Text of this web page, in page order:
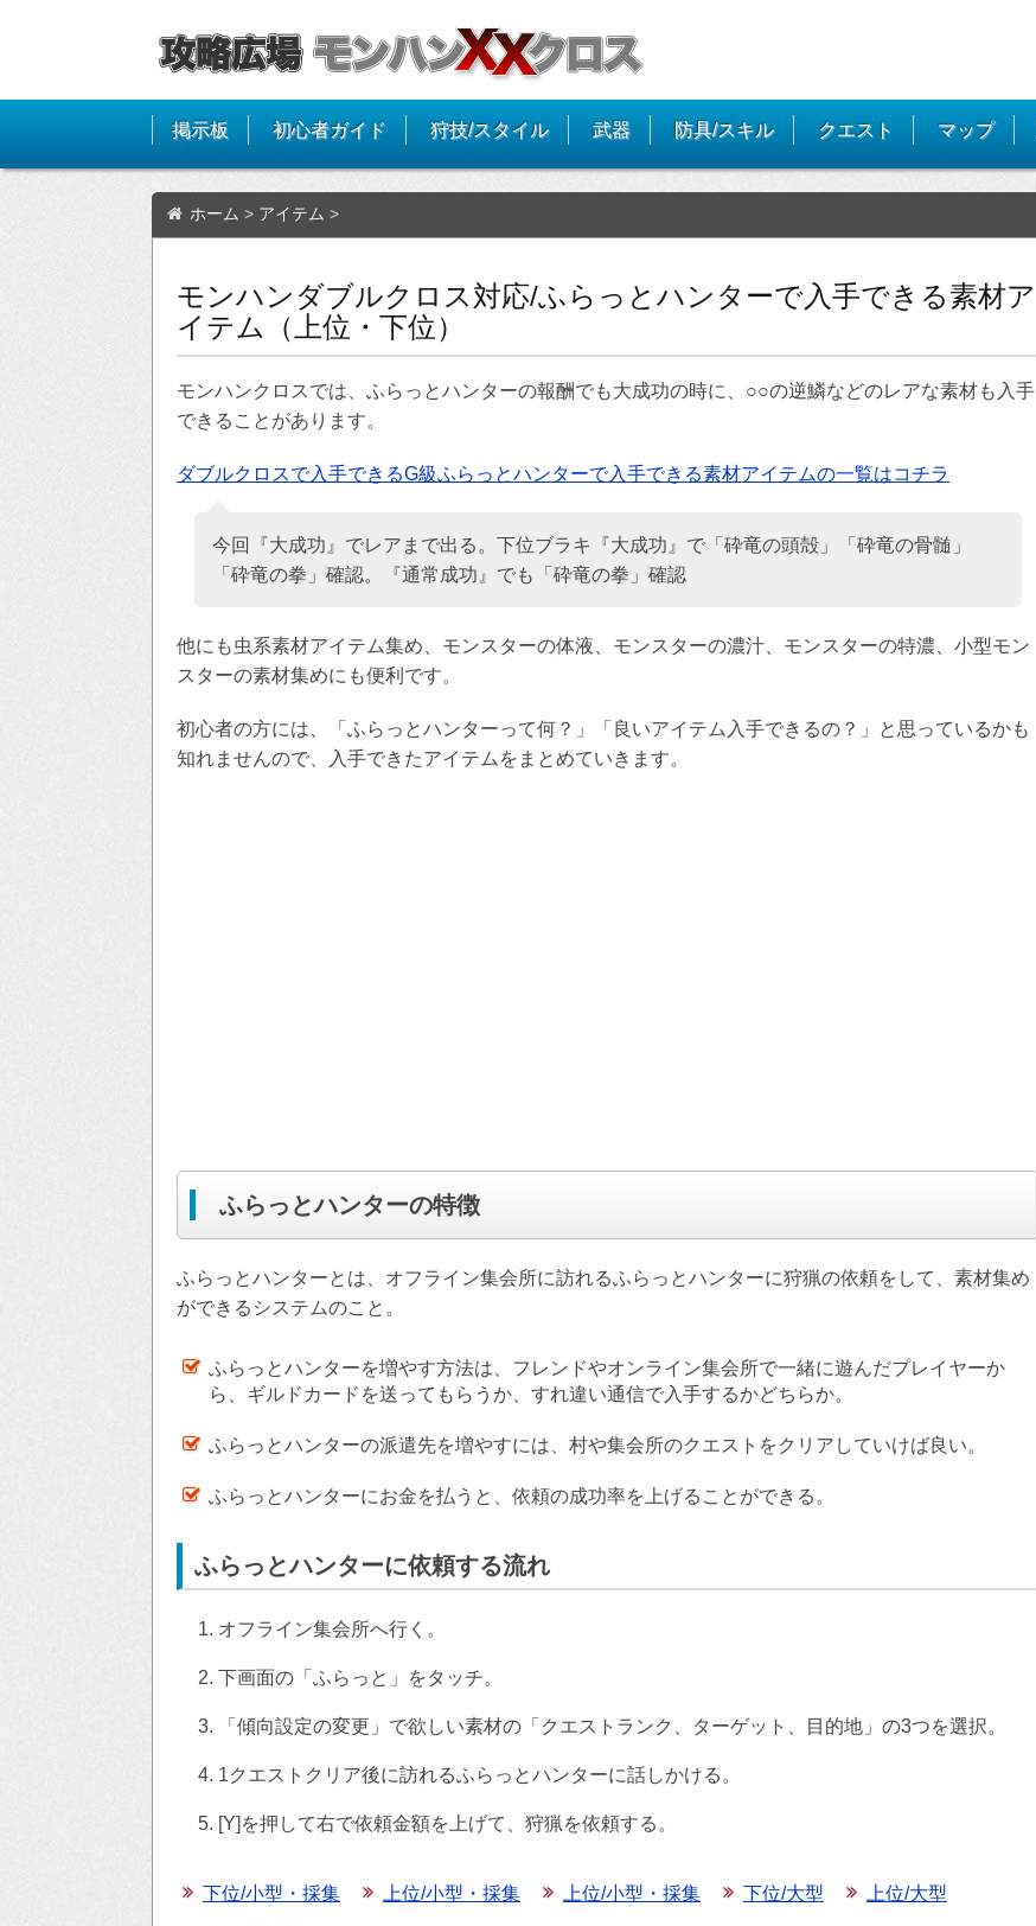
掲示板 初心者ガイド 狩技/スタイル 武器 防具/スキル クエスト マップ
ホーム > アイテム >
モンハンダブルクロス対応/ふらっとハンターで入手できる素材ア
イテム（上位・下位）
モンハンクロスでは、ふらっとハンターの報酬でも大成功の時に、○○の逆鱗などのレアな素材も入手
できることがあります。
ダブルクロスで入手できるG級ふらっとハンターで入手できる素材アイテムの一覧はコチラ
今回『大成功』でレアまで出る。下位ブラキ『大成功』で「砕竜の頭殻」「砕竜の骨髄」
「砕竜の拳」確認。『通常成功』でも「砕竜の拳」確認
他にも虫系素材アイテム集め、モンスターの体液、モンスターの濃汁、モンスターの特濃、小型モン
スターの素材集めにも便利です。
初心者の方には、「ふらっとハンターって何？」「良いアイテム入手できるの？」と思っているかも
知れませんので、入手できたアイテムをまとめていきます。
ふらっとハンターの特徴
ふらっとハンターとは、オフライン集会所に訪れるふらっとハンターに狩猟の依頼をして、素材集め
ができるシステムのこと。
ふらっとハンターを増やす方法は、フレンドやオンライン集会所で一緒に遊んだプレイヤーか
ら、ギルドカードを送ってもらうか、すれ違い通信で入手するかどちらか。
ふらっとハンターの派遣先を増やすには、村や集会所のクエストをクリアしていけば良い。
ふらっとハンターにお金を払うと、依頼の成功率を上げることができる。
ふらっとハンターに依頼する流れ
オフライン集会所へ行く。
下画面の「ふらっと」をタッチ。
「傾向設定の変更」で欲しい素材の「クエストランク、ターゲット、目的地」の3つを選択。
1クエストクリア後に訪れるふらっとハンターに話しかける。
[Y]を押して右で依頼金額を上げて、狩猟を依頼する。
下位/小型・採集 上位/小型・採集 上位/小型・採集 下位/大型 上位/大型